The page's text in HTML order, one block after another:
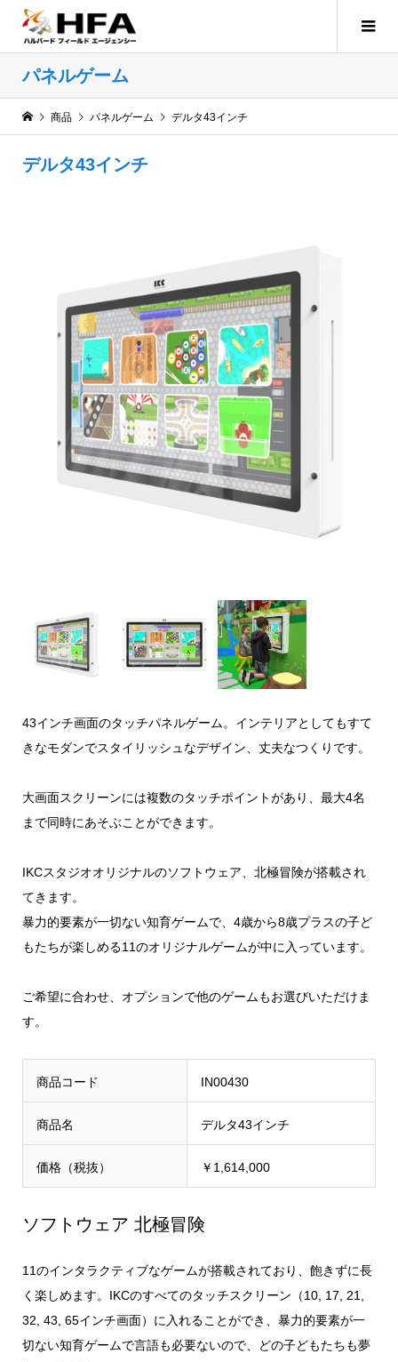
パネルゲーム
商品 パネルゲーム デルタ43インチ
デルタ43インチ
43インチ画面のタッチパネルゲーム。インテリアとしてもすて
きなモダンでスタイリッシュなデザイン、丈夫なつくりです。
大画面スクリーンには複数のタッチポイントがあり、最大4名
まで同時にあそぶことができます。
IKCスタジオオリジナルのソフトウェア、北極冒険が搭載され
てきます。
暴力的要素が一切ない知育ゲームで、4歳から8歳プラスの子ど
もたちが楽しめる11のオリジナルゲームが中に入っています。
ご希望に合わせ、オプションで他のゲームもお選びいただけま
す。
商品コード IN00430
商品名 デルタ43インチ
価格（税抜） ￥1,614,000
ソフトウェア 北極冒険
11のインタラクティブなゲームが搭載されており、飽きずに長
く楽しめます。IKCのすべてのタッチスクリーン（10, 17, 21,
32, 43, 65インチ画面）に入れることができ、暴力的要素が一
切ない知育ゲームで言語も必要ないので、どの子どもたちも夢